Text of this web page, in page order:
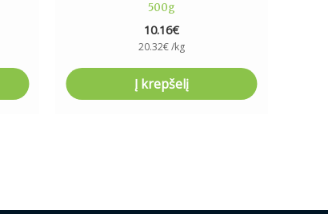
500g
10.16€
20.32€/kg
Į krepšelį